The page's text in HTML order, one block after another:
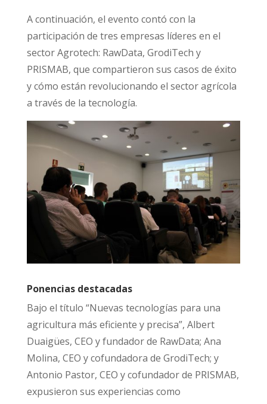
A continuación, el evento contó con la
participación de tres empresas líderes en el
sector Agrotech: RawData, GrodiTech y
PRISMAB, que compartieron sus casos de éxito
y cómo están revolucionando el sector agrícola
a través de la tecnología.
Ponencias destacadas
Bajo el título “Nuevas tecnologías para una
agricultura más eficiente y precisa”, Albert
Duaigües, CEO y fundador de RawData; Ana
Molina, CEO y cofundadora de GrodiTech; y
Antonio Pastor, CEO y cofundador de PRISMAB,
expusieron sus experiencias como